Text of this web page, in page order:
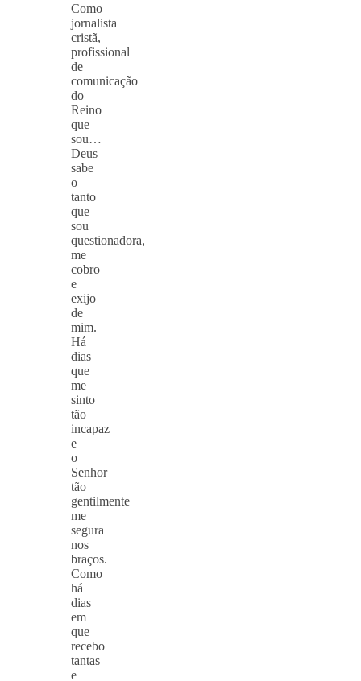
Como
jornalista
cristã,
profissional
de
comunicação
do
Reino
que
sou…
Deus
sabe
o
tanto
que
sou
questionadora,
me
cobro
e
exijo
de
mim.
Há
dias
que
me
sinto
tão
incapaz
e
o
Senhor
tão
gentilmente
me
segura
nos
braços.
Como
há
dias
em
que
recebo
tantas
e